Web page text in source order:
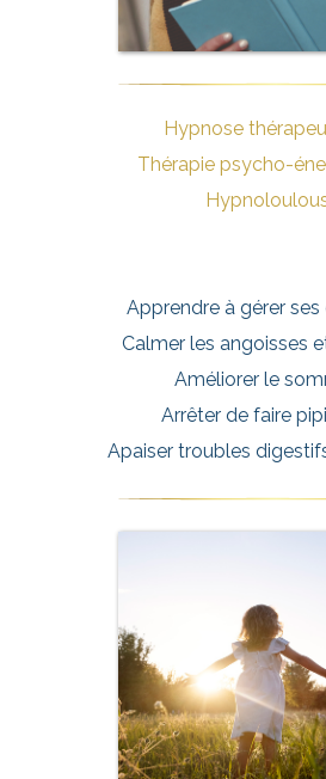
Hypnose
Thérapie psycho-
Apprendre à gérer
Calmer les angoisses
Améliorer le
Arrêter de faire
Apaiser troubles